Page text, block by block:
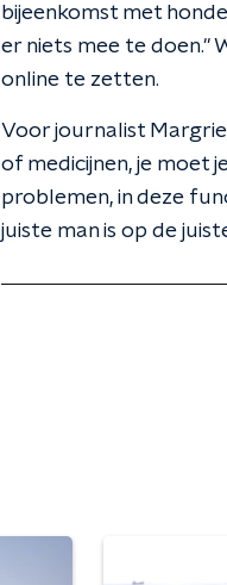
bijeenkomst met
er niets mee te doen."
online te zetten.
Voor journalist
of medicijnen, je moet
problemen, in deze
juiste man is op de